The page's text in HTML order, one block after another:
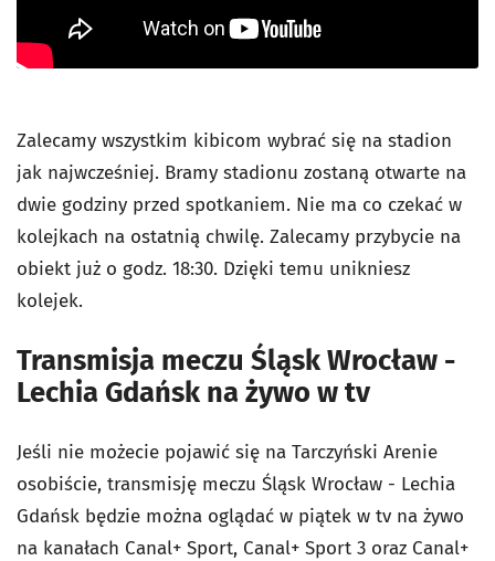
Zalecamy wszystkim kibicom wybrać się na stadion
jak najwcześniej. Bramy stadionu zostaną otwarte na
dwie godziny przed spotkaniem. Nie ma co czekać w
kolejkach na ostatnią chwilę. Zalecamy przybycie na
obiekt już o godz. 18:30. Dzięki temu unikniesz
kolejek.
Transmisja meczu Śląsk Wrocław -
Lechia Gdańsk na żywo w tv
Jeśli nie możecie pojawić się na Tarczyński Arenie
osobiście, transmisję meczu Śląsk Wrocław - Lechia
Gdańsk będzie można oglądać w piątek w tv na żywo
na kanałach Canal+ Sport, Canal+ Sport 3 oraz Canal+